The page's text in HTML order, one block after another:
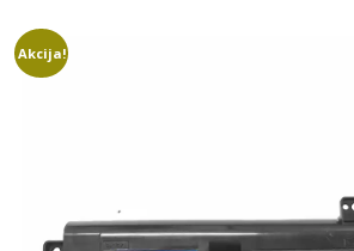
Akcija!